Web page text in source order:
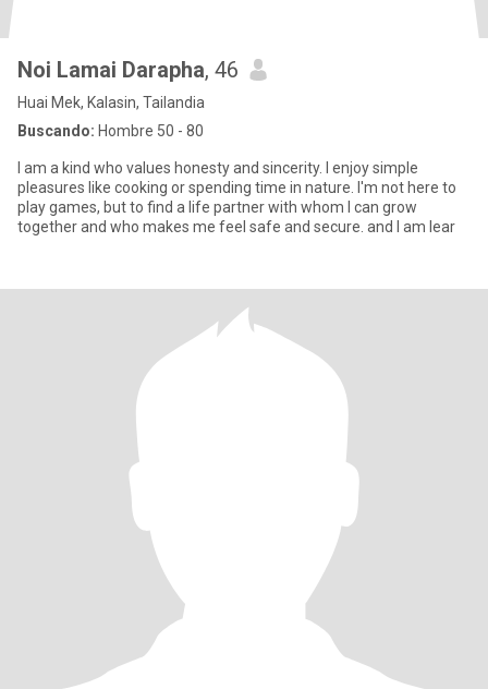
Noi Lamai Darapha, 46
Huai Mek, Kalasin, Tailandia
Buscando: Hombre 50 - 80
I am a kind who values honesty and sincerity. I enjoy simple
pleasures like cooking or spending time in nature. I'm not here to
play games, but to find a life partner with whom I can grow
together and who makes me feel safe and secure. and I am lear